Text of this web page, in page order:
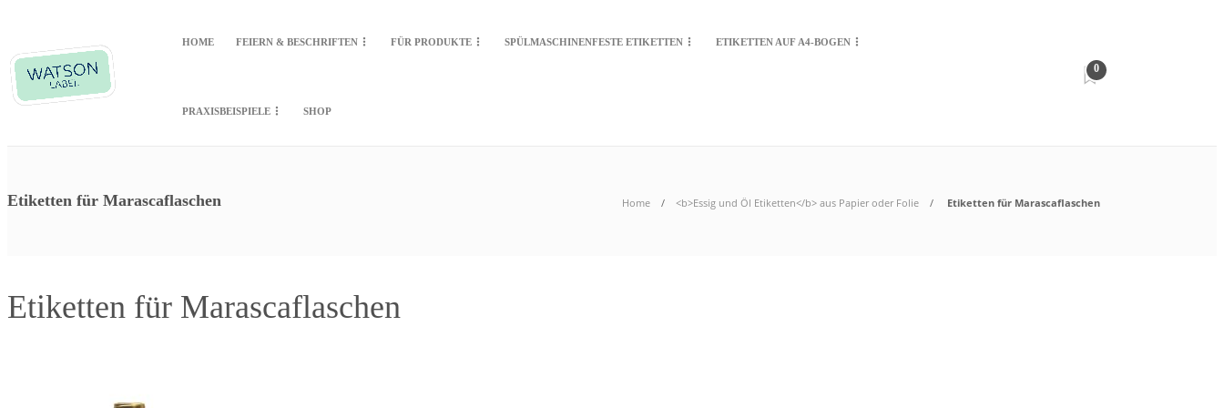
HOME FEIERN & BESCHRIFTEN FÜR PRODUKTE SPÜLMASCHINENFESTE ETIKETTEN ETIKETTEN AUF A4-BOGEN
PRAXISBEISPIELE SHOP
0
Etiketten für Marascaflaschen Home <b>Essig und Öl Etiketten</b> aus Papier oder Folie Etiketten für Marascaflaschen
Etiketten für Marascaflaschen